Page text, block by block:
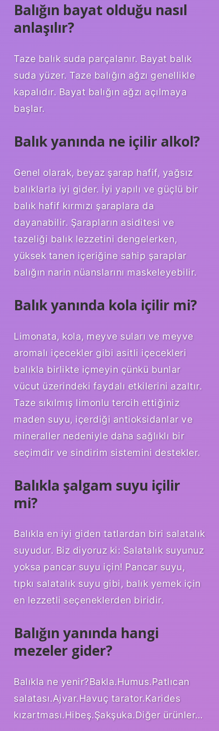
Balığın bayat olduğu nasıl
anlaşılır?
Taze balık suda parçalanır. Bayat balık
suda yüzer. Taze balığın ağzı genellikle
kapalıdır. Bayat balığın ağzı açılmaya
başlar.
Balık yanında ne içilir alkol?
Genel olarak, beyaz şarap hafif, yağsız
balıklarla iyi gider. İyi yapılı ve güçlü bir
balık hafif kırmızı şaraplara da
dayanabilir. Şarapların asiditesi ve
tazeliği balık lezzetini dengelerken,
yüksek tanen içeriğine sahip şaraplar
balığın narin nüanslarını maskeleyebilir.
Balık yanında kola içilir mi?
Limonata, kola, meyve suları ve meyve
aromalı içecekler gibi asitli içecekleri
balıkla birlikte içmeyin çünkü bunlar
vücut üzerindeki faydalı etkilerini azaltır.
Taze sıkılmış limonlu tercih ettiğiniz
maden suyu, içerdiği antioksidanlar ve
mineraller nedeniyle daha sağlıklı bir
seçimdir ve sindirim sistemini destekler.
Balıkla şalgam suyu içilir
mi?
Balıkla en iyi giden tatlardan biri salatalık
suyudur. Biz diyoruz ki: Salatalık suyunuz
yoksa pancar suyu için! Pancar suyu,
tıpkı salatalık suyu gibi, balık yemek için
en lezzetli seçeneklerden biridir.
Balığın yanında hangi
mezeler gider?
Balıkla ne yenir?Bakla.Humus.Patlıcan
salatası.Ajvar.Havuç tarator.Karides
kızartması.Hibeş.Şakşuka.Diğer ürünler…